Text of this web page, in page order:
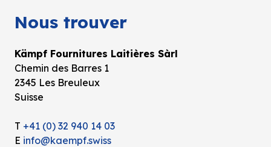
Nous trouver
Kämpf Fournitures Laitières Sàrl
Chemin des Barres 1
2345 Les Breuleux
Suisse
T +41 (0) 32 940 14 03
E info@kaempf.swiss